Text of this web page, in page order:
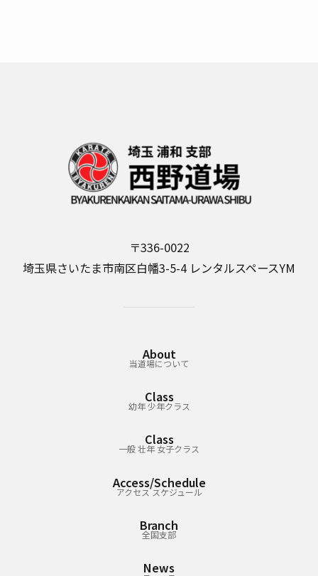
〒336-0022
埼玉県さいたま市南区白幡3-5-4 レンタルスペースYM
About
当道場について
Class
幼年 少年クラス
Class
一般 壮年 女子クラス
Access/Schedule
アクセス スケジュール
Branch
全国支部
News